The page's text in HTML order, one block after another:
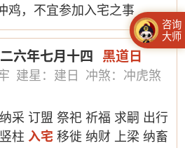
鸡，不宜参加入宅之事
六年七月十四 黑道日
建星：建日
冲煞：冲虎煞
采 订盟 祭祀 祈福 求嗣 出行
柱入宅 移徙 纳财 上梁 纳畜
咨询
大师